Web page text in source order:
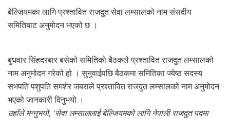
बेल्जियमका लागि प्रश्तावित राजदुत सेवा लम्सालको नाम संसदीय
समितिबाट अनुमोदन भएको छ ।
बुधवार सिंहदरबार बसेको समितिको बैठकले प्रश्तावित राजदुत लम्सालको
नाम अनुमोदन गरेको हो । सुनुवाईपछि बैठकमा समितिका ज्येष्ठ सदस्य
सभपति पशुपति समशेर जबराले प्रश्तावित राजदुत लम्सालको नाम अनुमोदन
भएको जानकारी दिनुभयो ।
उहाँले भन्नुभयो, ‘सेवा लम्साललाई बेल्जियमको लागि नेपाली राजदुत पदमा